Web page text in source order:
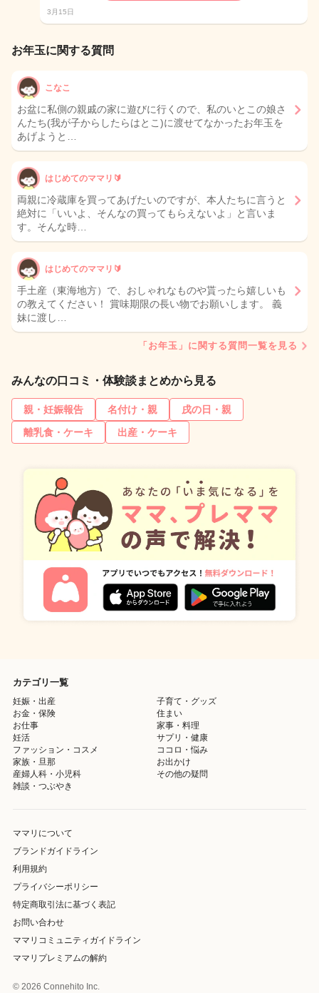
3月15日
お年玉に関する質問
こなこ
お盆に私側の親戚の家に遊びに行くので、私のいとこの娘さ
んたち(我が子からしたらはとこ)に渡せてなかったお年玉を
あげようと…
はじめてのママリ🔰
両親に冷蔵庫を買ってあげたいのですが、本人たちに言うと
絶対に「いいよ、そんなの買ってもらえないよ」と言いま
す。そんな時…
はじめてのママリ🔰
手土産（東海地方）で、おしゃれなものや貰ったら嬉しいも
の教えてください！ 賞味期限の長い物でお願いします。 義
妹に渡し…
「お年玉」に関する質問一覧を見る
みんなの口コミ・体験談まとめから見る
親・妊娠報告 名付け・親
戌の日・親
離乳食・ケーキ
出産・ケーキ
カテゴリ一覧
妊娠・出産
子育て・グッズ
お金・保険
住まい
お仕事
家事・料理
妊活
サプリ・健康
ファッション・コスメ
ココロ・悩み
家族・旦那
お出かけ
産婦人科・小児科
その他の疑問
雑談・つぶやき
ママリについて
ブランドガイドライン
利用規約
プライバシーポリシー
特定商取引法に基づく表記
お問い合わせ
ママリコミュニティガイドライン
ママリプレミアムの解約
© 2026 Connehito Inc.